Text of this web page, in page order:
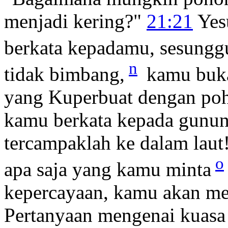
menjadi kering?" 21:21
berkata kepadamu,
tidak bimbang, n kamu
yang Kuperbuat dengan
kamu berkata kepada
tercampaklah ke dalam
apa saja yang kamu minta o
kepercayaan, kamu akan
Pertanyaan mengenai